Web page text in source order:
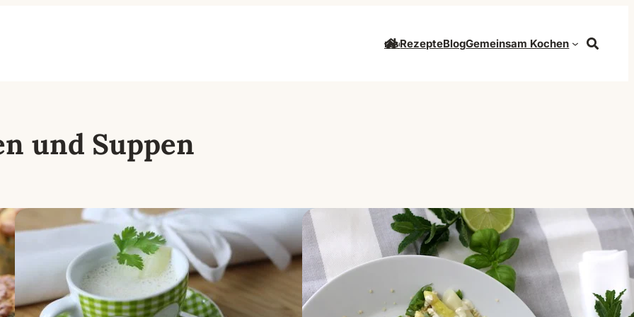
StartseiteRezepteBlogGemeinsam Kochen Suche
und Suppen